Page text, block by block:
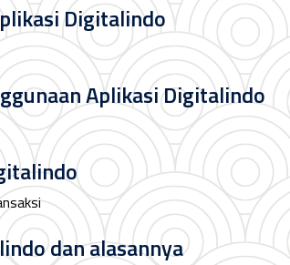
Digitalindo
Aplikasi Digitalindo
dan alasannya